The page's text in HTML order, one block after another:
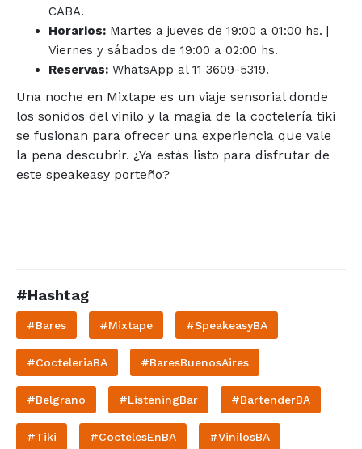
CABA.
Horarios: Martes a jueves de 19:00 a 01:00 hs. |
Viernes y sábados de 19:00 a 02:00 hs.
Reservas: WhatsApp al 11 3609-5319.
Una noche en Mixtape es un viaje sensorial donde
los sonidos del vinilo y la magia de la coctelería tiki
se fusionan para ofrecer una experiencia que vale
la pena descubrir. ¿Ya estás listo para disfrutar de
este speakeasy porteño?
#Hashtag
#Bares #Mixtape #SpeakeasyBA
#CocteleriaBA #BaresBuenosAires
#Belgrano #ListeningBar #BartenderBA
#Tiki #CoctelesEnBA #VinilosBA